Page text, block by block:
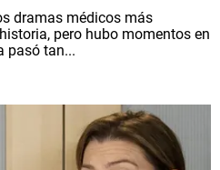
dramas médicos más
pero hubo momentos en
pasó tan...